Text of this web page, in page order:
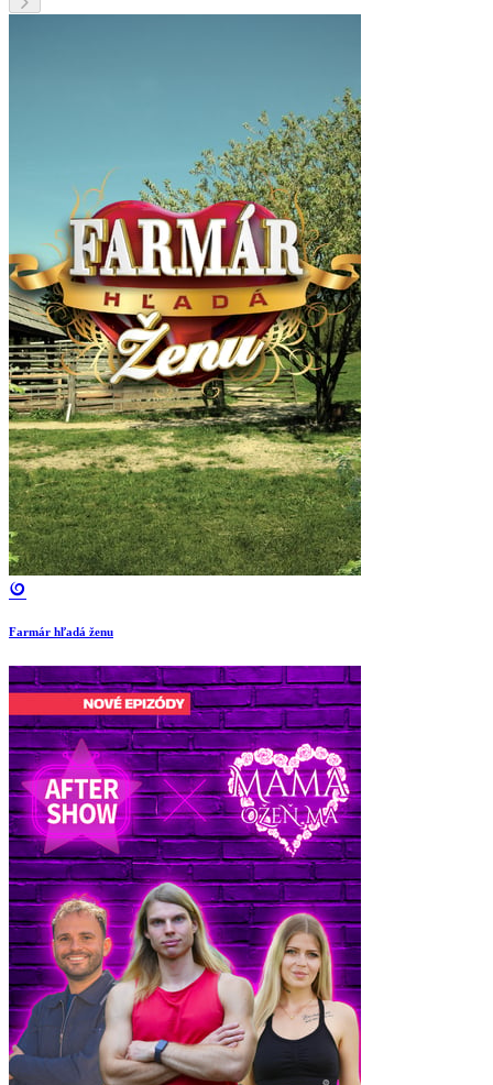
Farmár hľadá ženu